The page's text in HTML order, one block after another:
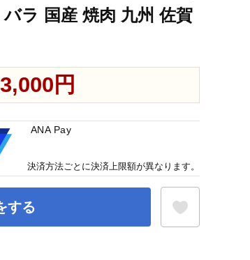
ラ 国産 焼肉 九州 佐賀
円
する
ANA Pay
決済方法ごとに決済上限額が異なります。